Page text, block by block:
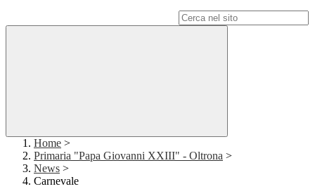
Home >
Primaria "Papa Giovanni XXIII" - Oltrona >
News >
Carnevale